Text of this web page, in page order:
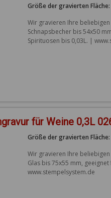
Größe der gravierten Fläche:
Wir gravieren Ihre
Schnapsbecher bis 54x50
Spirituosen bis 0,03L. |
für Weine 0,3L
Größe der gravierten Fläche:
Wir gravieren Ihre
Glas bis 75x55 mm,
www.stempelsystem.de